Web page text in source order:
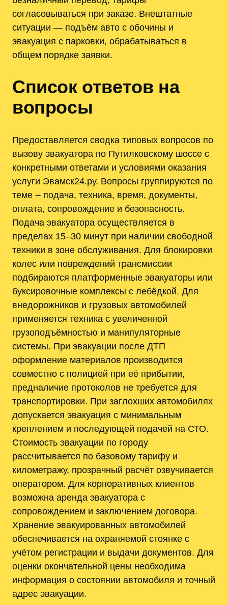
согласовываться при заказе. Внештатные
ситуации — подъём авто с обочины и
эвакуация с парковки, обрабатываться в
общем порядке заявки.
Список ответов на
вопросы
Предоставляется сводка типовых вопросов по
вызову эвакуатора по Путилковскому шоссе с
конкретными ответами и условиями оказания
услуги Эвамск24.ру. Вопросы группируются по
теме ౼ подача, техника, время, документы,
оплата, сопровождение и безопасность.
Подача эвакуатора осуществляется в
пределах 15–30 минут при наличии свободной
техники в зоне обслуживания. Для блокировки
колес или повреждений трансмиссии
подбираются платформенные эвакуаторы или
буксировочные комплексы с лебёдкой. Для
внедорожников и грузовых автомобилей
применяется техника с увеличенной
грузоподъёмностью и манипуляторные
системы. При эвакуации после ДТП
оформление материалов производится
совместно с полицией при её прибытии,
предналичие протоколов не требуется для
транспортировки. При заглохших автомобилях
допускается эвакуация с минимальным
креплением и последующей подачей на СТО.
Стоимость эвакуации по городу
рассчитывается по базовому тарифу и
километражу, прозрачный расчёт озвучивается
оператором. Для корпоративных клиентов
возможна аренда эвакуатора с
сопровождением и заключением договора.
Хранение эвакуированных автомобилей
обеспечивается на охраняемой стоянке с
учётом регистрации и выдачи документов. Для
оценки окончательной цены необходима
информация о состоянии автомобиля и точный
адрес эвакуации.